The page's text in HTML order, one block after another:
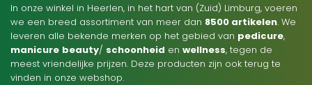
In onze winkel in Heerlen, in het hart van (Zuid) Limburg, voeren
we een breed assortiment van meer dan 8500 artikelen. We
leveren alle bekende merken op het gebied van pedicure,
manicure beauty/ schoonheid en wellness, tegen de
meest vriendelijke prijzen. Deze producten zijn ook terug te
vinden in onze webshop.